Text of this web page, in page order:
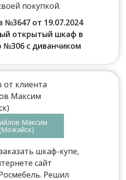
покупкой.
№3647 от 19.07.2024
открытый шкаф в
с диванчиком
Максим
(Можайск)
шкаф-купе,
сайт
Решил